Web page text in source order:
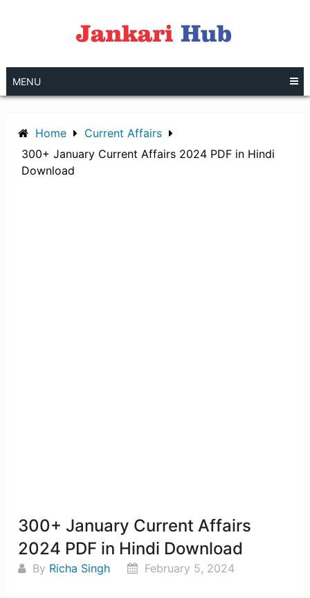
MENU
Home
Current Affairs
300+ January Current Affairs 2024 PDF in Hindi
Download
300+ January Current Affairs
2024 PDF in Hindi Download
By Richa Singh February 5, 2024